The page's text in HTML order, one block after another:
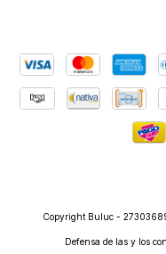
Copyright Buluc -
Defensa de las y los